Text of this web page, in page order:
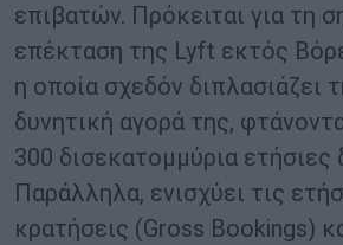
επιβατών. Πρόκειται για τη
επέκταση της Lyft εκτός
η οποία σχεδόν διπλασιάζει
δυνητική αγορά της,
300 δισεκατομμύρια ετήσιες
Παράλληλα, ενισχύει τις
κρατήσεις (Gross Bookings)